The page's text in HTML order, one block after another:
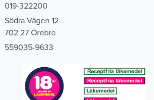
019-322200
Södra Vägen 12
702 27 Örebro
559035-9633